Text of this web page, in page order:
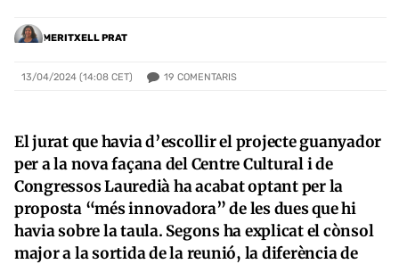
MERITXELL PRAT
13/04/2024 (14:08 CET) 19 COMENTARIS
El jurat que havia d’escollir el projecte guanyador
per a la nova façana del Centre Cultural i de
Congressos Lauredià ha acabat optant per la
proposta “més innovadora” de les dues que hi
havia sobre la taula. Segons ha explicat el cònsol
major a la sortida de la reunió, la diferència de